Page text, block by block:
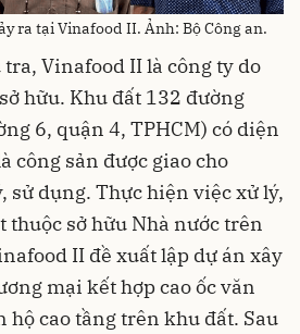
ra tại Vinafood II. Ảnh: Bộ Công an.
Vinafood II là công ty do
hữu. Khu đất 132 đường
6, quận 4, TPHCM) có diện
công sản được giao cho
sử dụng. Thực hiện việc xử lý,
thuộc sở hữu Nhà nước trên
II đề xuất lập dự án xây
mại kết hợp cao ốc văn
hộ cao tầng trên khu đất. Sau